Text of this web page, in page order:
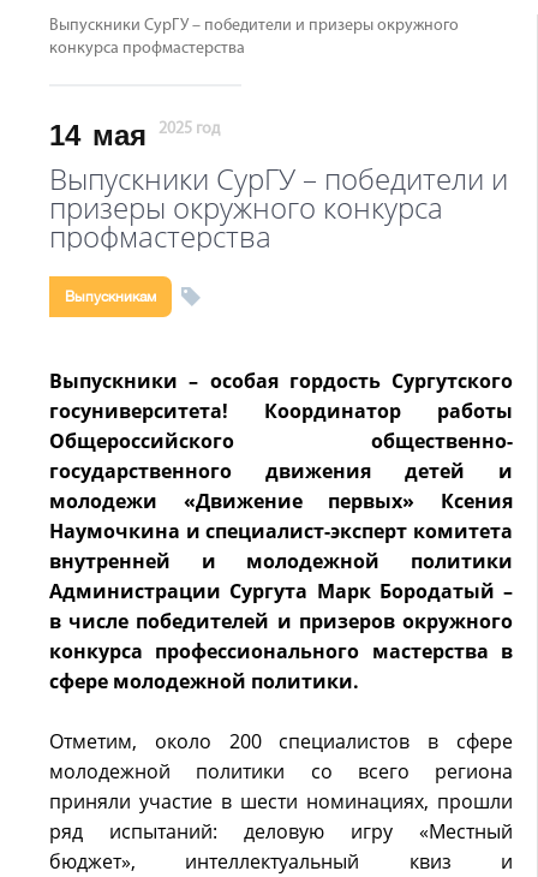
Выпускники СурГУ – победители и призеры окружного
конкурса профмастерства
14 мая 2025 год
Выпускники СурГУ – победители и
призеры окружного конкурса
профмастерства
Выпускникам
Выпускники – особая гордость Сургутского
госуниверситета! Координатор работы
Общероссийского общественно-
государственного движения детей и
молодежи «Движение первых» Ксения
Наумочкина и специалист-эксперт комитета
внутренней и молодежной политики
Администрации Сургута Марк Бородатый –
в числе победителей и призеров окружного
конкурса профессионального мастерства в
сфере молодежной политики.
Отметим, около 200 специалистов в сфере
молодежной политики со всего региона
приняли участие в шести номинациях, прошли
ряд испытаний: деловую игру «Местный
бюджет», интеллектуальный квиз и